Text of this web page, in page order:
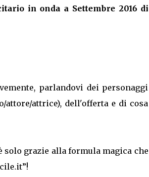
in onda a Settembre 2016 di
parlandovi dei personaggi
attrice), dell'offerta e di cosa
grazie alla formula magica che